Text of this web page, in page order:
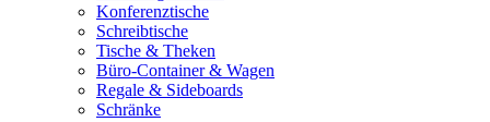
Konferenztische
Schreibtische
Tische & Theken
Büro-Container & Wagen
Regale & Sideboards
Schränke